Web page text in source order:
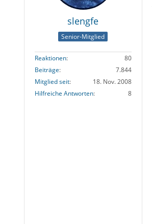
slengfe
Senior-Mitglied
Reaktionen
80
Beiträge
7.844
Mitglied seit
18. Nov. 2008
Hilfreiche Antworten
8